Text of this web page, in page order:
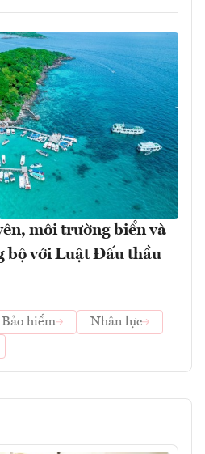
môi trường biển và
bộ với Luật Đấu thầu
Bảo hiểm
Nhân lực